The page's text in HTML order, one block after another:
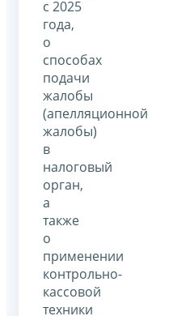
с 2025
года,
о
способах
подачи
жалобы
(апелляционной
жалобы)
в
налоговый
орган,
а
также
о
применении
контрольно-
кассовой
техники